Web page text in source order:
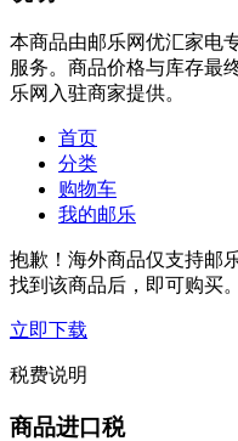
本商品由邮乐网优汇家电
服务。商品价格与库存最
乐网入驻商家提供。
首页
分类
购物车
我的邮乐
抱歉！海外商品仅支持邮
找到该商品后，即可购买。
立即下载
税费说明
商品进口税